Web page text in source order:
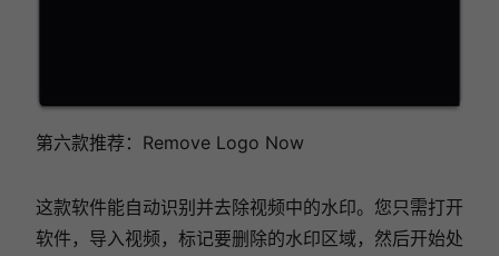
第六款推荐：Remove Logo Now
这款软件能自动识别并去除视频中的水印。您只需打开
软件，导入视频，标记要删除的水印区域，然后开始处